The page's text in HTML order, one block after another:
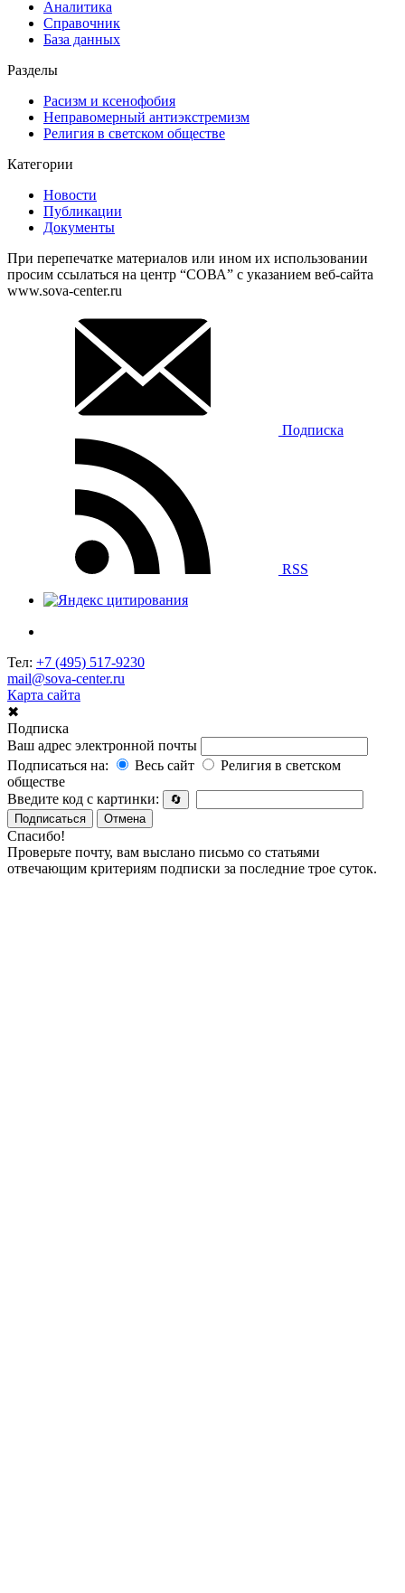
Аналитика
Справочник
База данных
Разделы
Расизм и ксенофобия
Неправомерный антиэкстремизм
Религия в светском обществе
Категории
Новости
Публикации
Документы
При перепечатке материалов или ином их использовании
просим ссылаться на центр “СОВА” с указанием веб-сайта
www.sova-center.ru
Подписка
RSS
Тел: +7 (495) 517-9230
mail@sova-center.ru
Карта сайта
✖
Подписка
Ваш адрес электронной почты
Подписаться на:
Весь сайт
Религия в светском
обществе
Введите код с картинки:
🔄
Подписаться
Отмена
Спасибо!
Проверьте почту, вам выслано письмо со статьями
отвечающим критериям подписки за последние трое суток.